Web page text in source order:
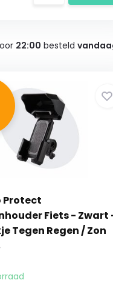
22:00 besteld
Fiets - Zwart
Tegen Regen / Zon